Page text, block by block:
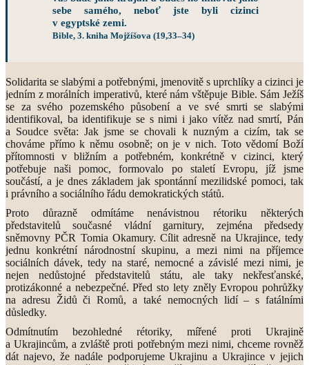
sebe samého, neboť jste byli cizinci
v egyptské zemi.
Bible, 3. kniha Mojžíšova (19,33–34)
Solidarita se slabými a potřebnými, jmenovitě s uprchlíky a cizinci je
jedním z morálních imperativů, které nám vštěpuje Bible. Sám Ježíš
se za svého pozemského působení a ve své smrti se slabými
identifikoval, ba identifikuje se s nimi i jako vítěz nad smrtí, Pán
a Soudce světa: Jak jsme se chovali k nuzným a cizím, tak se
chováme přímo k němu osobně; on je v nich. Toto vědomí Boží
přítomnosti v bližním a potřebném, konkrétně v cizinci, který
potřebuje naši pomoc, formovalo po staletí Evropu, jíž jsme
součástí, a je dnes základem jak spontánní mezilidské pomoci, tak
i právního a sociálního řádu demokratických států.
Proto důrazně odmítáme nenávistnou rétoriku některých
představitelů současné vládní garnitury, zejména předsedy
sněmovny PČR Tomia Okamury. Cílit adresně na Ukrajince, tedy
jednu konkrétní národnostní skupinu, a mezi nimi na příjemce
sociálních dávek, tedy na staré, nemocné a závislé mezi nimi, je
nejen nedůstojné představitelů státu, ale taky nekřesťanské,
protizákonné a nebezpečné. Před sto lety zněly Evropou pohrůžky
na adresu Židů či Romů, a také nemocných lidí – s fatálními
důsledky.
Odmítnutím bezohledné rétoriky, mířené proti Ukrajině
a Ukrajincům, a zvláště proti potřebným mezi nimi, chceme rovněž
dát najevo, že nadále podporujeme Ukrajinu a Ukrajince v jejich